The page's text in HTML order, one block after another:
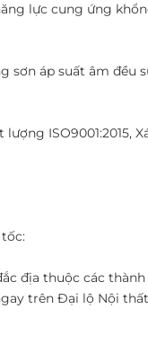
lực cung ứng
sơn áp suất âm
ISO9001:2015,
địa thuộc các thành
trên Đại lộ Nội